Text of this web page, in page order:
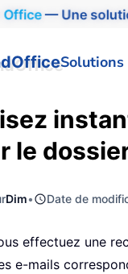
Office— Une
Solutions
le
Dim• Date de
effectuez une
e-mails